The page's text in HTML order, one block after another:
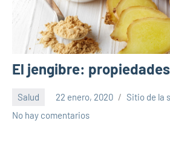
El jengibre:
Salud 22 enero, 2020
Sitio de la
No hay comentarios